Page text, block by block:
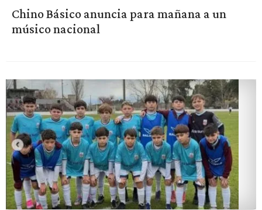
Chino Básico anuncia para mañana a un
músico nacional